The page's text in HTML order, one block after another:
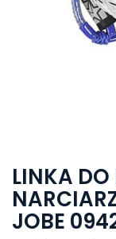
LINKA
JOBE